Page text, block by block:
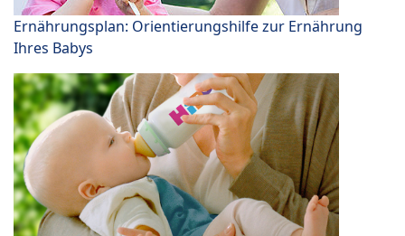
Ernährungsplan: Orientierungshilfe zur Ernährung
Ihres Babys